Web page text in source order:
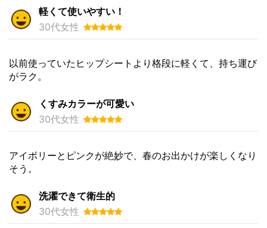
軽くて使いやすい！
30代女性
以前使っていたヒップシートより格段に軽くて、持ち運び
がラク。
くすみカラーが可愛い
30代女性
アイボリーとピンクが絶妙で、春のお出かけが楽しくなり
そう。
洗濯できて衛生的
30代女性